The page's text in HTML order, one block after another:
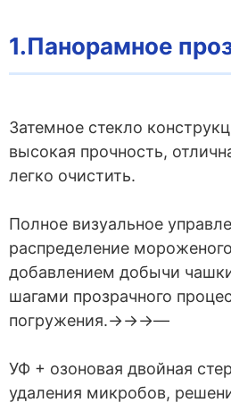
1.Панорамное
Затемное стекло
высокая прочность,
легко очистить.
Полное визуальное
распределение
добавлением добычи
шагами прозрачного
погружения.→→→—
УФ + озоновая двойная
удаления микробов,